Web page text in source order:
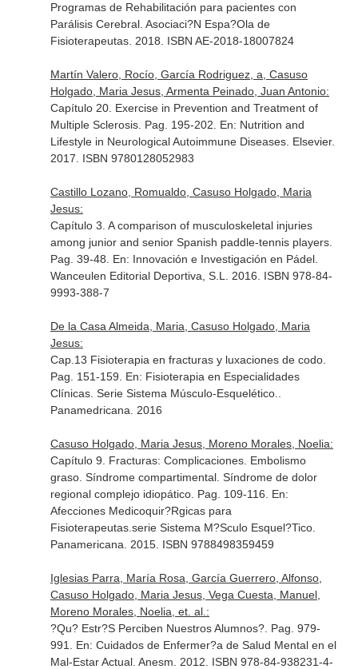
Programas de Rehabilitación para pacientes con
Parálisis Cerebral. Asociaci?N Espa?Ola de
Fisioterapeutas. 2018. ISBN AE-2018-18007824
Martín Valero, Rocío, García Rodriguez, a, Casuso
Holgado, Maria Jesus, Armenta Peinado, Juan Antonio:
Capítulo 20. Exercise in Prevention and Treatment of
Multiple Sclerosis. Pag. 195-202. En: Nutrition and
Lifestyle in Neurological Autoimmune Diseases. Elsevier.
2017. ISBN 9780128052983
Castillo Lozano, Romualdo, Casuso Holgado, Maria
Jesus:
Capítulo 3. A comparison of musculoskeletal injuries
among junior and senior Spanish paddle-tennis players.
Pag. 39-48. En: Innovación e Investigación en Pádel.
Wanceulen Editorial Deportiva, S.L. 2016. ISBN 978-84-
9993-388-7
De la Casa Almeida, Maria, Casuso Holgado, Maria
Jesus:
Cap.13 Fisioterapia en fracturas y luxaciones de codo.
Pag. 151-159. En: Fisioterapia en Especialidades
Clínicas. Serie Sistema Músculo-Esquelético.
Panamedricana. 2016
Casuso Holgado, Maria Jesus, Moreno Morales, Noelia:
Capítulo 9. Fracturas: Complicaciones. Embolismo
graso. Síndrome compartimental. Síndrome de dolor
regional complejo idiopático. Pag. 109-116. En:
Afecciones Medicoquir?Rgicas para
Fisioterapeutas.serie Sistema M?Sculo Esquel?Tico.
Panamericana. 2015. ISBN 9788498359459
Iglesias Parra, María Rosa, García Guerrero, Alfonso,
Casuso Holgado, Maria Jesus, Vega Cuesta, Manuel,
Moreno Morales, Noelia, et. al.:
?Qu? Estr?S Perciben Nuestros Alumnos?. Pag. 979-
991. En: Cuidados de Enfermer?a de Salud Mental en el
Mal-Estar Actual. Anesm. 2012. ISBN 978-84-938231-4-